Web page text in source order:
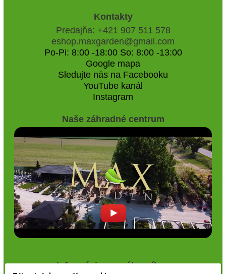
Kontakty
Predajňa: +421 907 511 578
eshop.maxgarden@gmail.com
Po-Pi: 8:00 -18:00 So: 8:00 -13:00
Google mapa
Sledujte nás na Facebooku
YouTube kanál
Instagram
Naše záhradné centrum
Informácie pre zákazníkov